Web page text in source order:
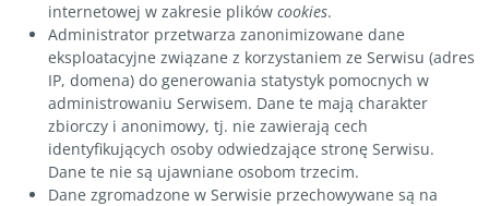
internetowej w zakresie plików cookies.
Administrator przetwarza zanonimizowane dane
eksploatacyjne związane z korzystaniem ze Serwisu (adres
IP, domena) do generowania statystyk pomocnych w
administrowaniu Serwisem. Dane te mają charakter
zbiorczy i anonimowy, tj. nie zawierają cech
identyfikujących osoby odwiedzające stronę Serwisu.
Dane te nie są ujawniane osobom trzecim.
Dane zgromadzone w Serwisie przechowywane są na